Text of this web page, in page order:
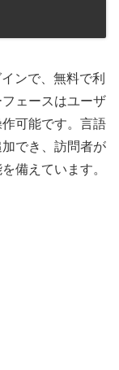
ンで、無料で利
ェースはユーザ
可能です。言語
でき、訪問者が
備えています。